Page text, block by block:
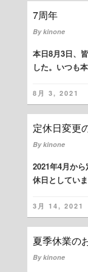
7周年
Bykinone
本日8月3日、
した。いつも
8月 3, 2021
定休日変更
Bykinone
2021年4月か
休日としていま
3月 14, 2021
夏季休業の
Bykinone